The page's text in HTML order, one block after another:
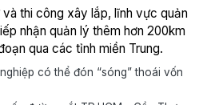
thi công xây lắp, lĩnh vực quản
nhận quản lý thêm hơn 200km
qua các tỉnh miền Trung.
có thể đón “sóng” thoái vốn